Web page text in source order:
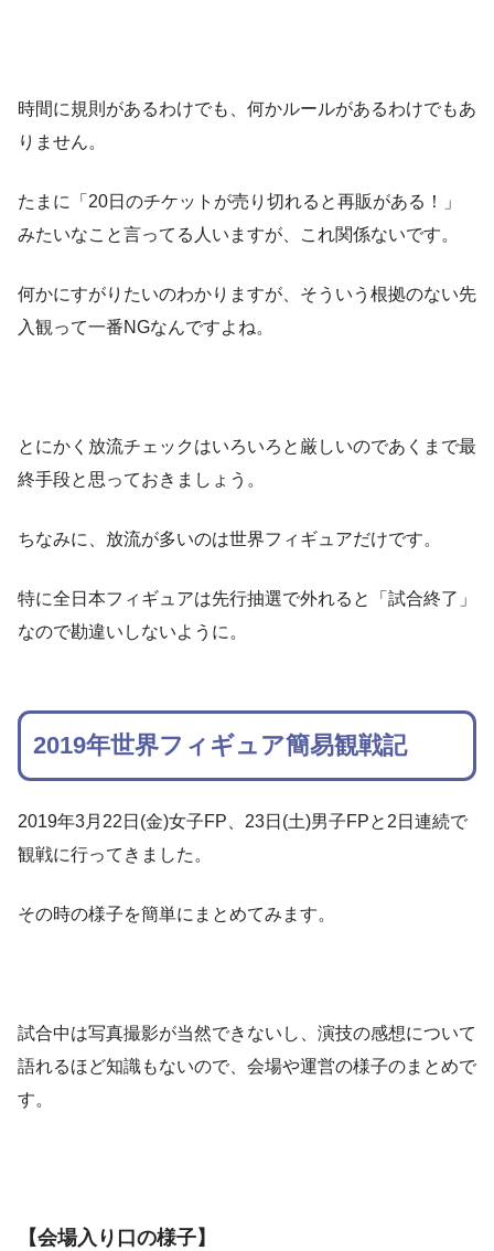
時間に規則があるわけでも、何かルールがあるわけでもあ
りません。
たまに「20日のチケットが売り切れると再販がある！」
みたいなこと言ってる人いますが、これ関係ないです。
何かにすがりたいのわかりますが、そういう根拠のない先
入観って一番NGなんですよね。
とにかく放流チェックはいろいろと厳しいのであくまで最
終手段と思っておきましょう。
ちなみに、放流が多いのは世界フィギュアだけです。
特に全日本フィギュアは先行抽選で外れると「試合終了」
なので勘違いしないように。
2019年世界フィギュア簡易観戦記
2019年3月22日(金)女子FP、23日(土)男子FPと2日連続で
観戦に行ってきました。
その時の様子を簡単にまとめてみます。
試合中は写真撮影が当然できないし、演技の感想について
語れるほど知識もないので、会場や運営の様子のまとめで
す。
【会場入り口の様子】